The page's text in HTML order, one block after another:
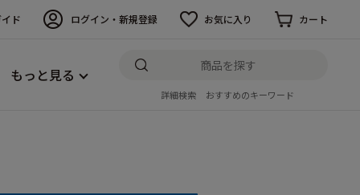
ド ログイン・新規登録 お気に入り カート
もっと見る
詳細検索 おすすめのキーワード